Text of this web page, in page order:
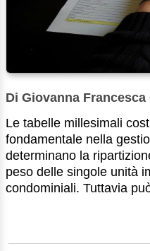
Di Giovanna
Le tabelle millesimali
fondamentale nella
determinano la
peso delle singole unità
condominiali. Tuttavia